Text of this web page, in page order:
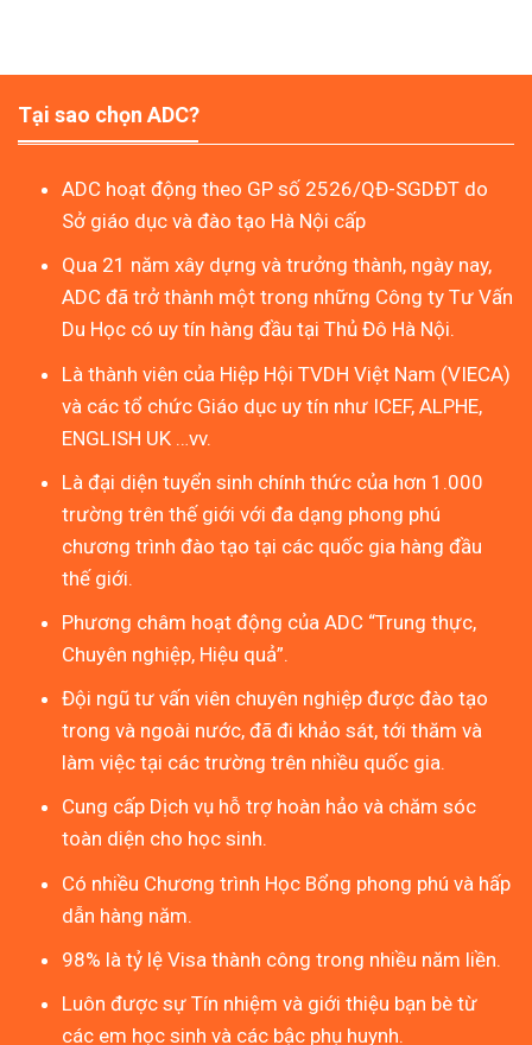
Tại sao chọn ADC?
ADC hoạt động theo GP số 2526/QĐ-SGDĐT do
Sở giáo dục và đào tạo Hà Nội cấp
Qua 21 năm xây dựng và trưởng thành, ngày nay,
ADC đã trở thành một trong những Công ty Tư Vấn
Du Học có uy tín hàng đầu tại Thủ Đô Hà Nội.
Là thành viên của Hiệp Hội TVDH Việt Nam (VIECA)
và các tổ chức Giáo dục uy tín như ICEF, ALPHE,
ENGLISH UK …vv.
Là đại diện tuyển sinh chính thức của hơn 1.000
trường trên thế giới với đa dạng phong phú
chương trình đào tạo tại các quốc gia hàng đầu
thế giới.
Phương châm hoạt động của ADC “Trung thực,
Chuyên nghiệp, Hiệu quả”.
Đội ngũ tư vấn viên chuyên nghiệp được đào tạo
trong và ngoài nước, đã đi khảo sát, tới thăm và
làm việc tại các trường trên nhiều quốc gia.
Cung cấp Dịch vụ hỗ trợ hoàn hảo và chăm sóc
toàn diện cho học sinh.
Có nhiều Chương trình Học Bổng phong phú và hấp
dẫn hàng năm.
98% là tỷ lệ Visa thành công trong nhiều năm liền.
Luôn được sự Tín nhiệm và giới thiệu bạn bè từ
các em học sinh và các bậc phụ huynh.